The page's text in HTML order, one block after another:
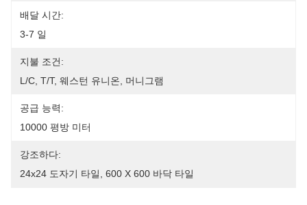
배달 시간:
3-7 일
지불 조건:
L/C, T/T, 웨스턴 유니온, 머니그램
공급 능력:
10000 평방 미터
강조하다:
24x24 도자기 타일
600 X 600 바닥 타일